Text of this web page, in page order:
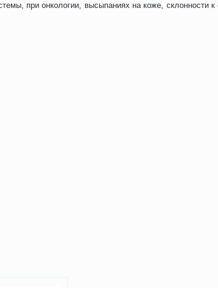
при онкологии, высыпаниях на коже, склонности